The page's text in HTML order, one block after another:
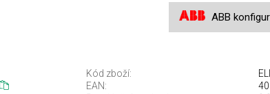
ABB
Kód zboží:
EAN: